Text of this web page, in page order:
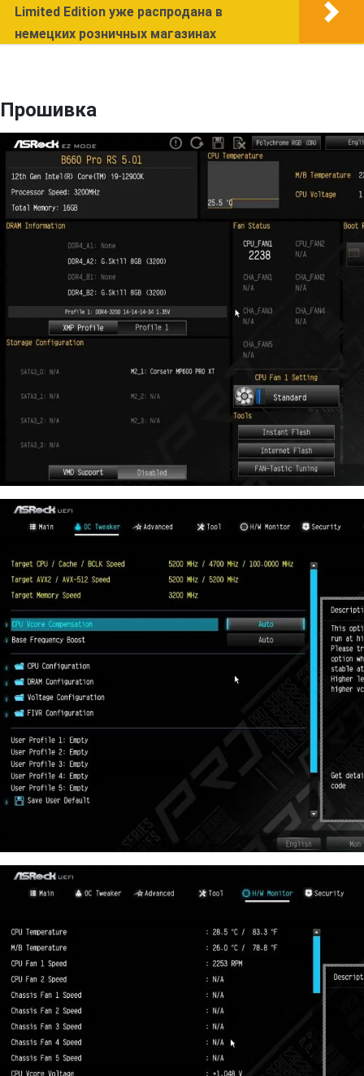
Limited Edition уже распродана в
немецких розничных магазинах
Прошивка